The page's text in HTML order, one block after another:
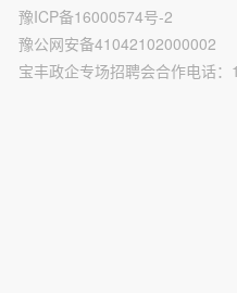
豫ICP备16000574号-2
豫公网安备41042102000002
宝丰政企专场招聘会合作电话